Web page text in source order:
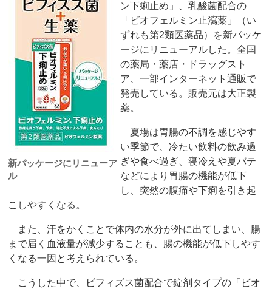
新パッケージにリニューア
ル
ン下痢止め」、乳酸菌配合の
「ビオフェルミン止瀉薬」（い
ずれも第2類医薬品）を新パッケ
ージにリニューアルした。全国
の薬局・薬店・ドラッグスト
ア、一部インターネット通販で
発売している。販売元は大正製
薬。
夏場は胃腸の不調を感じやす
い季節で、冷たい飲料の飲み過
ぎや食べ過ぎ、寝冷えや夏バテ
などにより胃腸の機能が低下
し、突然の腹痛や下痢を引き起
こしやすくなる。
また、汗をかくことで体内の水分が外に出てしまい、腸
まで届く血液量が減少することも、腸の機能が低下しやす
くなる一因と考えられている。
こうした中で、ビフィズス菌配合で錠剤タイプの「ビオ